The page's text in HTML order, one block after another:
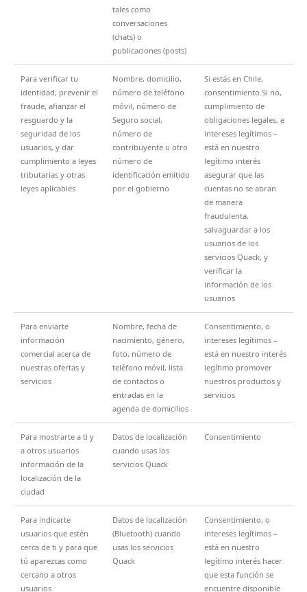
tales como
conversaciones
(chats) o
publicaciones (posts)
Para verificar tu
identidad, prevenir el
fraude, afianzar el
resguardo y la
seguridad de los
usuarios, y dar
cumplimiento a leyes
tributarias y otras
leyes aplicables
Nombre, domicilio,
número de teléfono
móvil, número de
Seguro social,
número de
contribuyente u otro
número de
identificación emitido
por el gobierno
Si estás en Chile,
consentimiento.Si no,
cumplimiento de
obligaciones legales, e
intereses legítimos –
está en nuestro
legítimo interés
asegurar que las
cuentas no se abran
de manera
fraudulenta,
salvaguardar a los
usuarios de los
servicios Quack, y
verificar la
información de los
usuarios
Para enviarte
información
comercial acerca de
nuestras ofertas y
servicios
Nombre, fecha de
nacimiento, género,
foto, número de
teléfono móvil, lista
de contactos o
entradas en la
agenda de domicilios
Consentimiento, o
intereses legítimos –
está en nuestro interés
legítimo promover
nuestros productos y
servicios
Para mostrarte a ti y
a otros usuarios
información de la
localización de la
ciudad
Datos de localización
cuando usas los
servicios Quack
Consentimiento
Para indicarte
usuarios que estén
cerca de ti y para que
tú aparezcas como
cercano a otros
usuarios
Datos de localización
(Bluetooth) cuando
usas los servicios
Quack
Consentimiento, o
intereses legítimos –
está en nuestro
legítimo interés hacer
que esta función se
encuentre disponible